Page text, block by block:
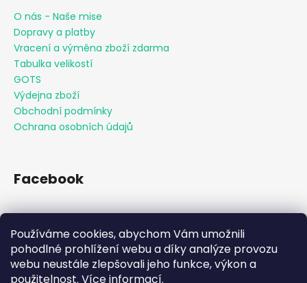
Používáme cookies, abychom Vám umožnili
pohodlné prohlížení webu a díky analýze provozu
webu neustále zlepšovali jeho funkce, výkon a
použitelnost. Více informací.
O nás - Naše mise
Dopravy a platby
Vracení a výměna zboží zdarma
Tabulka velikostí
GOTS
Výdejna zboží
Obchodní podmínky
Ochrana osobních údajů
Facebook
Přijímáme online platby